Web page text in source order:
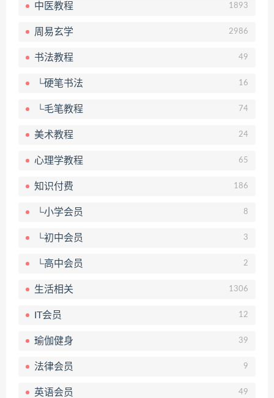
中医教程 1893
周易玄学 2986
书法教程 49
└硬笔书法 16
└毛笔教程 74
美术教程 24
心理学教程 65
知识付费 186
└小学会员 8
└初中会员 3
└高中会员 2
生活相关 1306
IT会员 12
瑜伽健身 39
法律会员 9
英语会员 49